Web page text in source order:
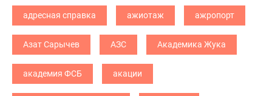
адресная справка ажиотаж ажропорт
Азат Сарычев АЗС Академика Жука
академия ФСБ акации